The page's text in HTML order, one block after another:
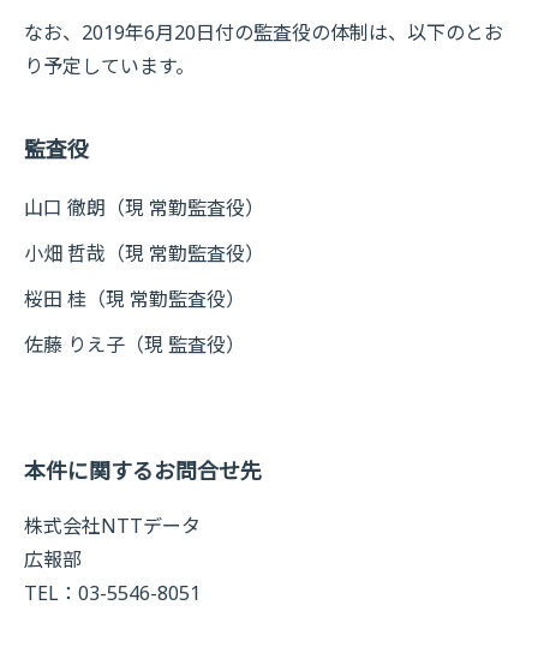
なお、2019年6月20日付の監査役の体制は、以下のとお
り予定しています。
監査役
山口 徹朗（現 常勤監査役）
小畑 哲哉（現 常勤監査役）
桜田 桂（現 常勤監査役）
佐藤 りえ子（現 監査役）
本件に関するお問合せ先
株式会社NTTデータ
広報部
TEL：03-5546-8051